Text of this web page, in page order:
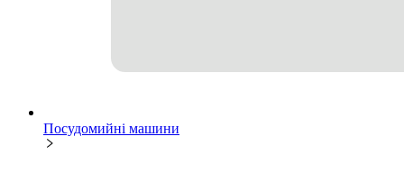
Посудомийні машини